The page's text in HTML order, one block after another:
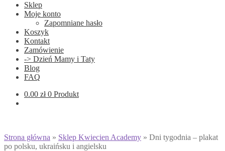
Sklep
Moje konto
Zapomniane hasło
Koszyk
Kontakt
Zamówienie
-> Dzień Mamy i Taty
Blog
FAQ
0.00 zł 0 Produkt
Strona główna » Sklep Kwiecien Academy » Dni tygodnia – plakat
po polsku, ukraińsku i angielsku